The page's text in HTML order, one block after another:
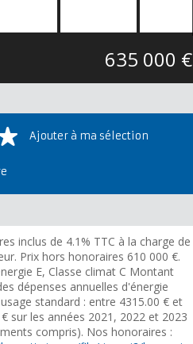
635 000 €
Ajouter à ma sélection
inclus de 4.1% TTC à la charge de
Prix hors honoraires 610 000 €.
E, Classe climat C Montant
dépenses annuelles d'énergie
standard : entre 4315.00 € et
sur les années 2021, 2022 et 2023
compris). Nos honoraires :